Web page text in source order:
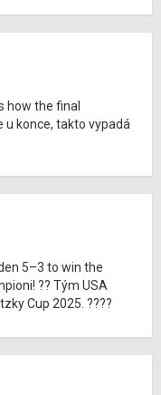
how the final
u konce, takto vypadá
5–3 to win the
?? Tým USA
Cup 2025. ????